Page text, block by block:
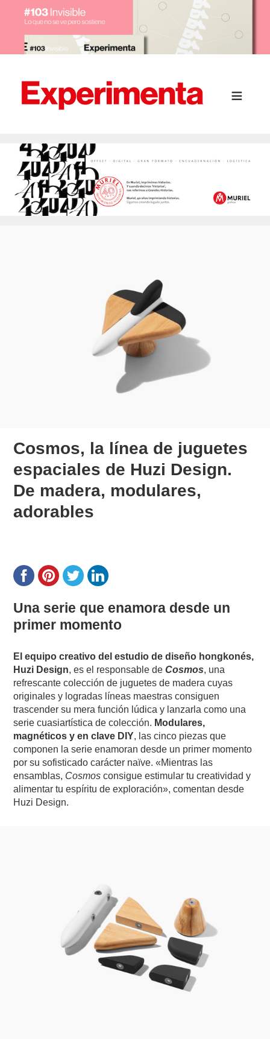
Cosmos, la línea de juguetes
espaciales de Huzi Design.
De madera, modulares,
adorables
Una serie que enamora desde un
primer momento
El equipo creativo del estudio de diseño hongkonés,
Huzi Design, es el responsable deCosmos, una
refrescante colección de juguetes de madera cuyas
originales y logradas líneas maestras consiguen
trascender su mera función lúdica y lanzarla como una
serie cuasiartística de colección. Modulares,
magnéticos y en clave DIY, las cinco piezas que
componen la serie enamoran desde un primer momento
por su sofisticado carácter naïve. «Mientras las
ensamblas, Cosmos consigue estimular tu creatividad y
alimentar tu espíritu de exploración», comentan desde
Huzi Design.